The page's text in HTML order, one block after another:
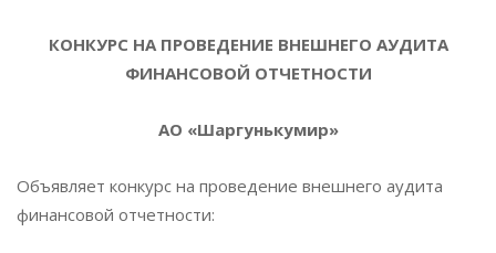
КОНКУРС НА ПРОВЕДЕНИЕ ВНЕШНЕГО АУДИТА
ФИНАНСОВОЙ ОТЧЕТНОСТИ
АО «Шаргунькумир»
Объявляет конкурс на проведение внешнего аудита
финансовой отчетности: